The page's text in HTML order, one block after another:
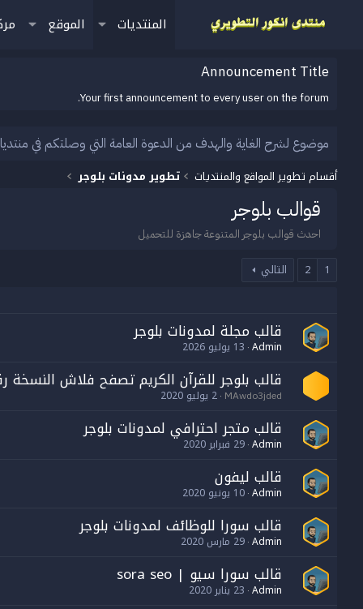
المنتديات الموقع
Announcement Title
Your first announcement to every user on the forum.
موضوع لشرح الغاية والهدف من الدعوة العامة التي وصلتكم في
أقسام تطوير المواقع والمنتديات تطوير مدونات بلوجر
قوالب بلوجر
احدث قوالب بلوجر المتنوعة جاهزة للتحميل
1
2 التالي
قالب مجلة لمدونات بلوجر
Admin 13 يوليو 2026
قالب بلوجر للقرآن الكريم تصفح فلاش النسخة
MAwdo3jded 2 يوليو 2020
قالب متجر احترافي لمدونات بلوجر
Admin 29 فبراير 2020
قالب ليفون
Admin 10 يونيو 2020
قالب سورا للوظائف لمدونات بلوجر
Admin 29 مارس 2020
قالب سورا سيو | sora seo
Admin 23 يناير 2020